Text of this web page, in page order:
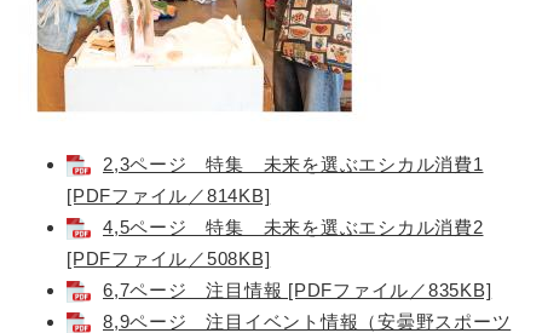
2,3ページ 特集 未来を選ぶエシカル消費1
[PDFファイル／814KB]
4,5ページ 特集 未来を選ぶエシカル消費2
[PDFファイル／508KB]
6,7ページ 注目情報 [PDFファイル／835KB]
8,9ページ 注目イベント情報（安曇野スポーツ